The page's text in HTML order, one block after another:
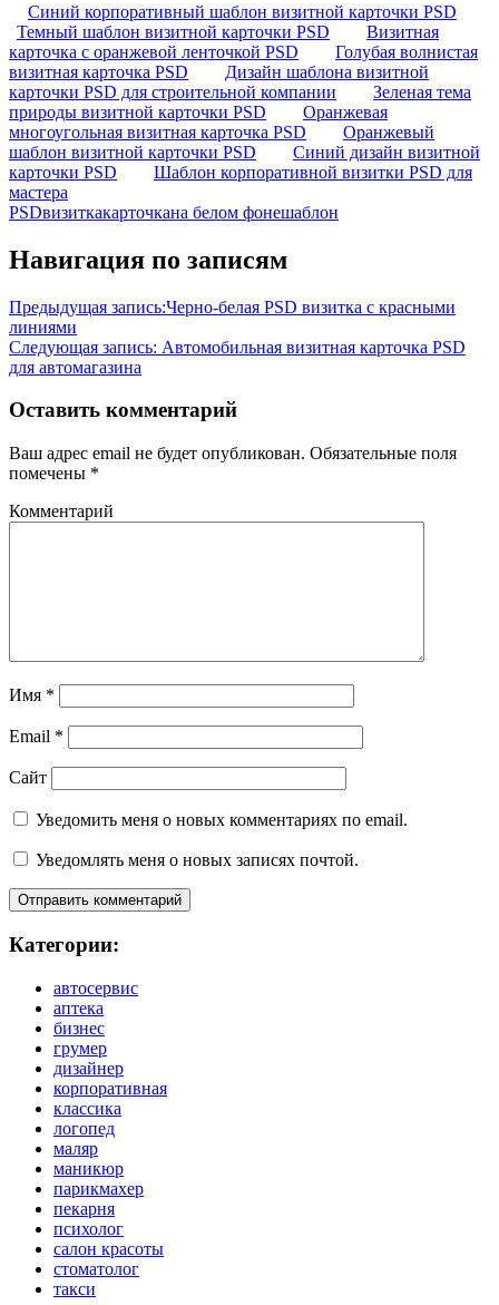
Синий корпоративный шаблон визитной карточки PSD
Темный шаблон визитной карточки PSD
Визитная
карточка с оранжевой ленточкой PSD
Голубая волнистая
визитная карточка PSD
Дизайн шаблона визитной
карточки PSD для строительной компании
Зеленая тема
природы визитной карточки PSD
Оранжевая
многоугольная визитная карточка PSD
Оранжевый
шаблон визитной карточки PSD
Синий дизайн визитной
карточки PSD
Шаблон корпоративной визитки PSD для
мастера
PSDвизиткакарточкана белом фонешаблон
Навигация по записям
Предыдущая запись:Черно-белая PSD визитка с красными
линиями
Следующая запись: Автомобильная визитная карточка PSD
для автомагазина
Оставить комментарий
Ваш адрес email не будет опубликован. Обязательные поля
помечены *
Комментарий
Имя *
Email *
Сайт
Уведомить меня о новых комментариях по email.
Уведомлять меня о новых записях почтой.
Категории:
автосервис
аптека
бизнес
грумер
дизайнер
корпоративная
классика
логопед
маляр
маникюр
парикмахер
пекарня
психолог
салон красоты
стоматолог
такси